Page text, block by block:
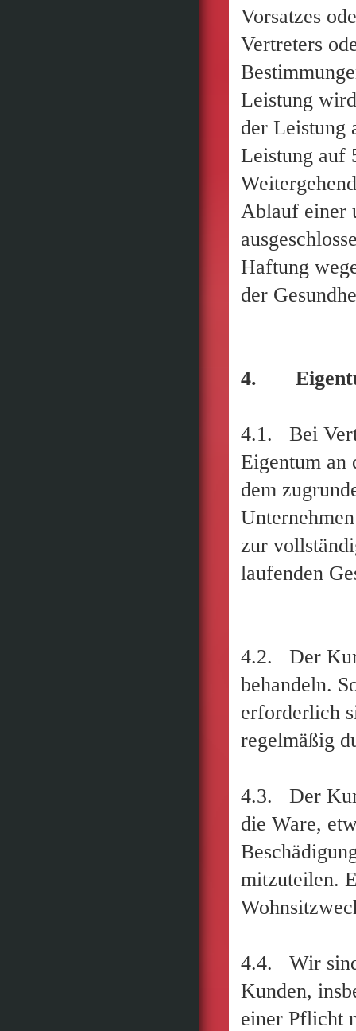
Vorsatzes
Vertreters
Leistung
der Leistung
Leistung auf
Ablauf einer
Haftung
der
4.
4.1. Bei
Eigentum an
dem
zur
laufenden
4.2. Der
behandeln.
erforderlich
regelmäßig
4.3. Der
die Ware,
mitzuteilen.
4.4. Wir sind
Kunden,
einer Pflicht